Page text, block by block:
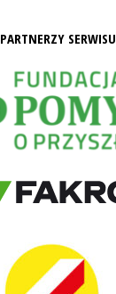
PARTNERZY SERWISU